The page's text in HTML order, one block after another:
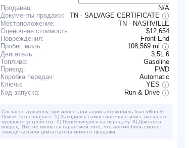
Продавец:
N/A
Документы продажи:
TN - SALVAGE CERTIFICATE
Местоположение:
TN - NASHVILLE
Оценочная стоимость:
$12,654
Повреждения:
Front End
Пробег, миль:
108,569 mi
Двигатель:
3.5L 6
Топливо:
Gasoline
Привод:
FWD
Коробка передач:
Automatic
Ключи:
YES
Код запуска:
Run & Drive
Согласно аукциону, при инвентаризации автомобиль был «Run &
Drive», что означает: 1) Заводился самостоятельно или с внешнего
пускового устройства. 2) Переключался на передачу. 3) Двигался
вперед. Это не является гарантией того, что автомобиль сможет
заводиться или двигаться на момент продажи.